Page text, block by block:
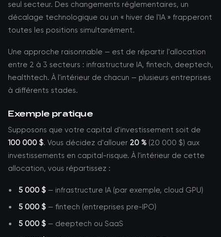
seul secteur. Des changements réglementaires, un
décalage technologique ou un « hiver de l'IA » frapperont
toutes les positions simultanément.
Une approche raisonnable — est de répartir l'allocation
entre 2 à 3 secteurs : infrastructure IA, fintech, deeptech,
healthtech. À l'intérieur de chacun — plusieurs entreprises
à différents stades.
Exemple pratique
Supposons que votre capital d'investissement soit de
100 000 $. Vous décidez d'allouer 20 % (20 000 $) aux
investissements en capital-risque. À l'intérieur de cette
allocation, vous répartissez :
5 000 $ — infrastructure IA (par exemple, cloud GPU)
5 000 $ — fintech (entreprises pre-IPO)
5 000 $ — deeptech ou SaaS